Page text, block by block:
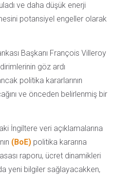
ve daha düşük enerji
potansiyel engeller olarak
Başkanı François Villeroy
göz ardı
politika kararlarının
ve önceden belirlenmiş bir
İngiltere veri açıklamalarına
(BoE) politika kararına
raporu, ücret dinamikleri
yeni bilgiler sağlayacakken,